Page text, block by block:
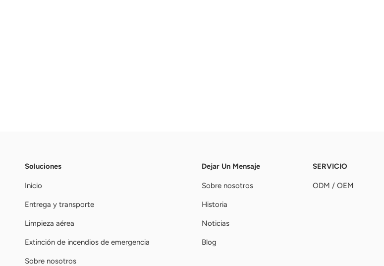
Soluciones
Inicio
Entrega y transporte
Limpieza aérea
Extinción de incendios de emergencia
Sobre nosotros
Dejar Un Mensaje
Sobre nosotros
Historia
Noticias
Blog
SERVICIO
ODM / OEM